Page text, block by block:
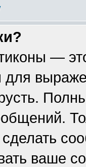
—
сделать
ваше